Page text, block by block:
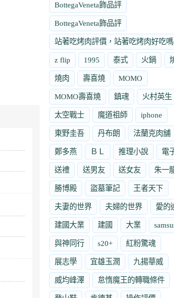
BottegaVeneta飾品評
BottegaVeneta飾品評
站著吃烤肉評價，站著吃烤肉好吃嗎
z flip 1995 泰式 火鍋
燒肉 壽喜燒 MOMO
MOMO壽喜燒 鎮魂 火村英生
太空戰士 魔道祖師 iphone
東野圭吾 丹布朗 法蘭克肉舖
鄭多燕 ＢＬ 推理小說 電
送禮 送男友 送女友 朱一
勝博殿 盜墓筆記 王者天下
夫妻的世界 夫婦的世界 愛的
建國大業 建國 大業
與神同行 s20+ 紅粉驚魂
展志學 宜雄玉潤 九揚華威
威均峰澤 怠惰魔王的轉職條件